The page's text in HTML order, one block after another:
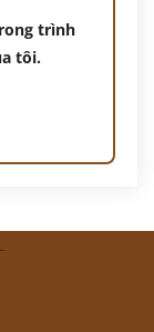
trình
tôi.